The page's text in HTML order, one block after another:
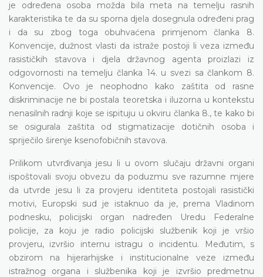
je određena osoba možda bila meta na temelju rasnih
karakteristika te da su sporna djela dosegnula određeni prag
i da su zbog toga obuhvaćena primjenom članka 8.
Konvencije, dužnost vlasti da istraže postoji li veza između
rasističkih stavova i djela državnog agenta proizlazi iz
odgovornosti na temelju članka 14. u svezi sa člankom 8.
Konvencije. Ovo je neophodno kako zaštita od rasne
diskriminacije ne bi postala teoretska i iluzorna u kontekstu
nenasilnih radnji koje se ispituju u okviru članka 8., te kako bi
se osigurala zaštita od stigmatizacije dotičnih osoba i
spriječilo širenje ksenofobičnih stavova.
Prilikom utvrđivanja jesu li u ovom slučaju državni organi
ispoštovali svoju obvezu da poduzmu sve razumne mjere
da utvrde jesu li za provjeru identiteta postojali rasistički
motivi, Europski sud je istaknuo da je, prema Vladinom
podnesku, policijski organ nadređen Uredu Federalne
policije, za koju je radio policijski službenik koji je vršio
provjeru, izvršio internu istragu o incidentu. Međutim, s
obzirom na hijerarhijske i institucionalne veze između
istražnog organa i službenika koji je izvršio predmetnu